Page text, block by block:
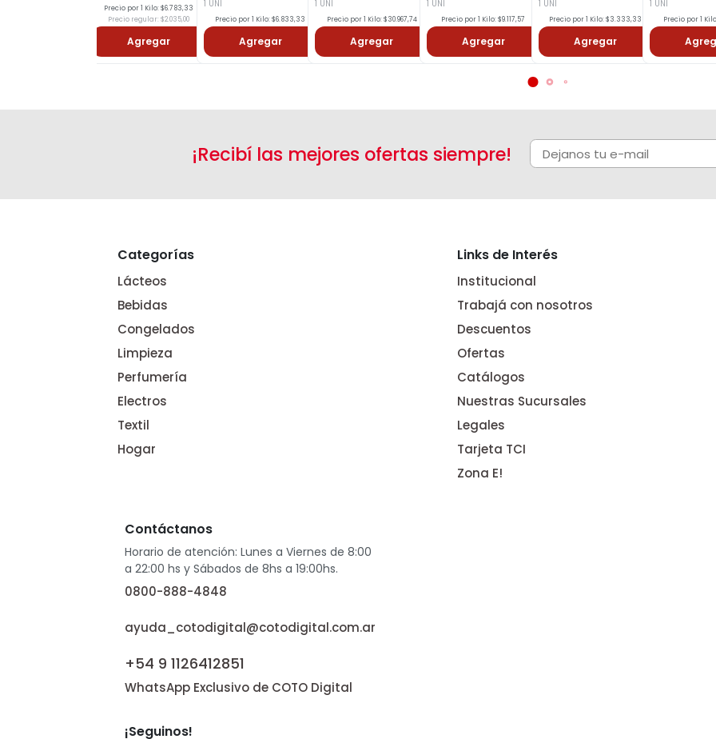
Precio por 1 Kilo: $6.783,33
Precio regular: $2.035,00
Agregar
1 UNI
Precio por 1 Kilo: $6.833,33
Agregar
1 UNI
Precio por 1 Kilo: $30.967,74
Agregar
1 UNI
Precio por 1 Kilo: $9.117,57
Agregar
1 UNI
Precio por 1 Kilo: $3.333,33
Agregar
1 UNI
Precio por 1
¡Recibí las mejores ofertas siempre!
Categorías
Lácteos
Bebidas
Congelados
Limpieza
Perfumería
Electros
Textil
Hogar
Links de Interés
Institucional
Trabajá con nosotros
Descuentos
Ofertas
Catálogos
Nuestras Sucursales
Legales
Tarjeta TCI
Zona E!
Contáctanos
Horario de atención: Lunes a Viernes de 8:00
a 22:00 hs y Sábados de 8hs a 19:00hs.
0800-888-4848
ayuda_cotodigital@cotodigital.com.ar
+54 9 1126412851
WhatsApp Exclusivo de COTO Digital
¡Seguinos!